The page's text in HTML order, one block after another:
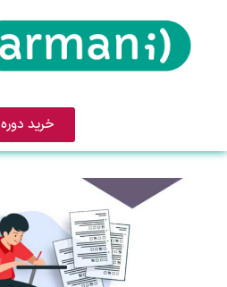
خرید دوره